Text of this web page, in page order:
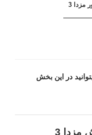
رادیاتور مزدا 3
در این بخش
3